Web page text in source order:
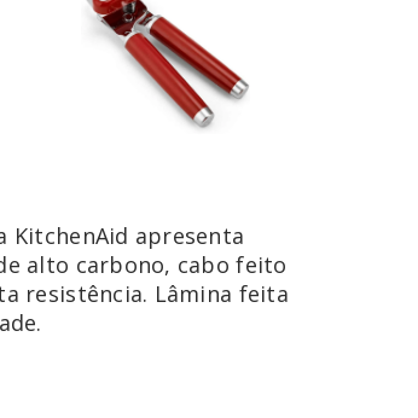
KitchenAid apresenta
alto carbono, cabo feito
resistência. Lâmina feita